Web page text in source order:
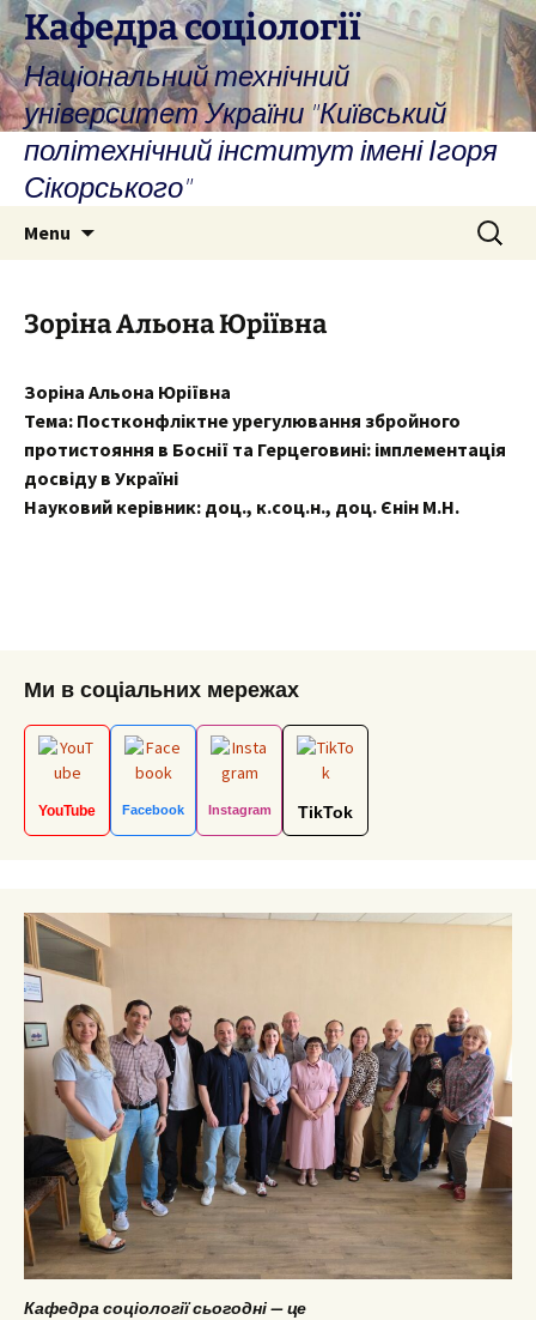
Skip
to
content
Кафедра соціології
Національний технічний
університет України "Київський
політехнічний інститут імені Ігоря
Сікорського"
Menu
Search
for:
Зоріна Альона Юріївна
Зоріна Альона Юріївна
Тема: Постконфліктне урегулювання збройного
протистояння в Боснії та Герцеговині: імплементація
досвіду в Україні
Науковий керівник: доц., к.соц.н., доц. Єнін М.Н.
Ми в соціальних мережах
YouTube Facebook Instagram TikTok
Кафедра соціології сьогодні — це